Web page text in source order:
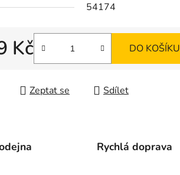
54174
Kč DO KOŠÍKU
Zeptat se Sdílet
Rychlá doprava